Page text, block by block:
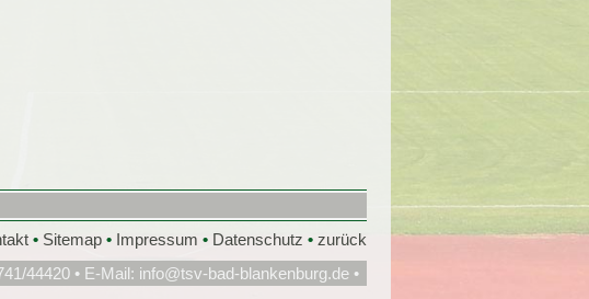
• Sitemap • Impressum • Datenschutz • zurück
44420 • E-Mail: info@tsv-bad-blankenburg.de•